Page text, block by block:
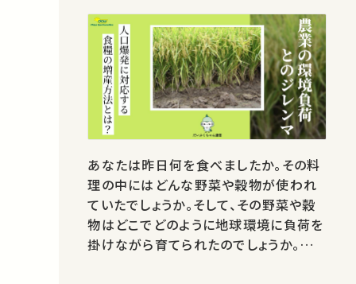
あなたは昨日何を食べましたか。その料
理の中にはどんな野菜や穀物が使われ
ていたでしょうか。そして、その野菜や穀
物はどこでどのように地球環境に負荷を
掛けながら育てられたのでしょうか。農